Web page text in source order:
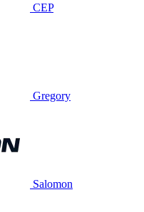
CEP
Gregory
Salomon